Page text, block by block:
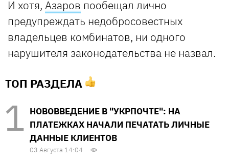
И хотя, Азаров пообещал лично
предупреждать недобросовестных
владельцев комбинатов, ни одного
нарушителя законодательства не назвал.
ТОП РАЗДЕЛА
НОВОВВЕДЕНИЕ В "УКРПОЧТЕ": НА
ПЛАТЕЖКАХ НАЧАЛИ ПЕЧАТАТЬ ЛИЧНЫЕ
ДАННЫЕ КЛИЕНТОВ
03 Августа 14:04